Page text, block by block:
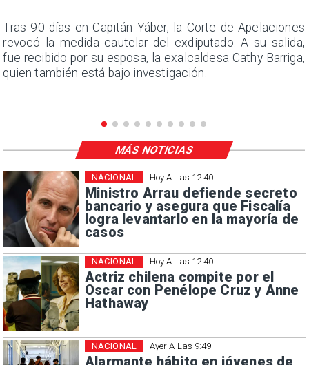
Tras 90 días en Capitán Yáber, la Corte de Apelaciones
revocó la medida cautelar del exdiputado. A su salida,
fue recibido por su esposa, la exalcaldesa Cathy Barriga,
quien también está bajo investigación.
Hoy A Las 12:40
Ministro Arrau defiende secreto
bancario y asegura que Fiscalía
logra levantarlo en la mayoría de
casos
NACIONAL
Hoy A Las 12:40
Actriz chilena compite por el
Oscar con Penélope Cruz y Anne
Hathaway
NACIONAL
Ayer A Las 9:49
Alarmante hábito en jóvenes de
NACIONAL
MÁS NOTICIAS